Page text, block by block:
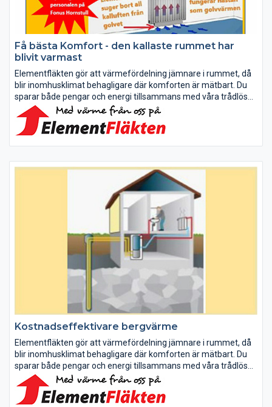
Få bästa Komfort - den kallaste rummet har
blivit varmast
Elementfläkten gör att värmefördelning jämnare i rummet, då
blir inomhusklimat behagligare där komforten är mätbart. Du
sparar både pengar och energi tillsammans med våra trådlösa
termostater kan du reglera temperaturen från din dator eller...
Kostnadseffektivare bergvärme
Elementfläkten gör att värmefördelning jämnare i rummet, då
blir inomhusklimat behagligare där komforten är mätbart. Du
sparar både pengar och energi tillsammans med våra trådlösa
termostater kan du reglera temperaturen från din dator eller...